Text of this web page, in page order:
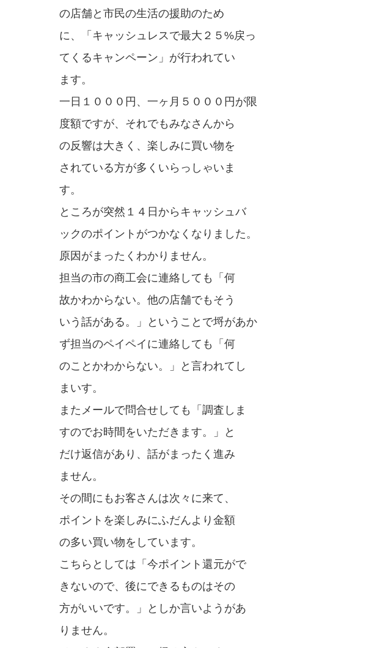
の店舗と市民の生活の援助のため
に、「キャッシュレスで最大２５%戻っ
てくるキャンペーン」が行われてい
ます。
一日１０００円、一ヶ月５０００円が限
度額ですが、それでもみなさんから
の反響は大きく、楽しみに買い物を
されている方が多くいらっしゃいま
す。
ところが突然１４日からキャッシュバ
ックのポイントがつかなくなりました。
原因がまったくわかりません。
担当の市の商工会に連絡しても「何
故かわからない。他の店舗でもそう
いう話がある。」ということで埒があか
ず担当のペイペイに連絡しても「何
のことかわからない。」と言われてし
まいす。
またメールで問合せしても「調査しま
すのでお時間をいただきます。」と
だけ返信があり、話がまったく進み
ません。
その間にもお客さんは次々に来て、
ポイントを楽しみにふだんより金額
の多い買い物をしています。
こちらとしては「今ポイント還元がで
きないので、後にできるものはその
方がいいです。」としか言いようがあ
りません。